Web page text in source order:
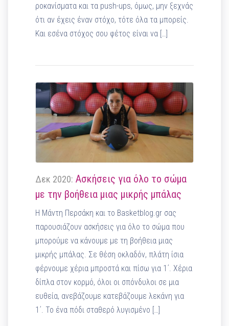
ροκανίσματα και τα push-ups, όμως, μην ξεχνάς
ότι αν έχεις έναν στόχο, τότε όλα τα μπορείς.
Και εσένα στόχος σου φέτος είναι να […]
Δεκ 2020: Ασκήσεις για όλο το σώμα
με την βοήθεια μιας μικρής μπάλας
Η Μάντη Περσάκη και το Basketblog.gr σας
παρουσιάζουν ασκήσεις για όλο το σώμα που
μπορούμε να κάνουμε με τη βοήθεια μιας
μικρής μπάλας. Σε θέση οκλαδόν, πλάτη ίσια
φέρνουμε χέρια μπροστά και πίσω για 1΄. Χέρια
δίπλα στον κορμό, όλοι οι σπόνδυλοι σε μια
ευθεία, ανεβάζουμε κατεβάζουμε λεκάνη για
1΄. Το ένα πόδι σταθερό λυγισμένο […]